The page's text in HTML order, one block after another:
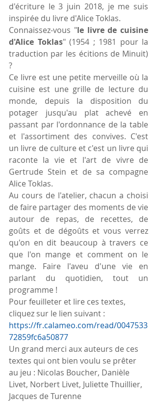
d'écriture le 3 juin 2018, je me suis
inspirée du livre d'Alice Toklas.
Connaissez-vous "le livre de cuisine
d'Alice Toklas" (1954 ; 1981 pour la
traduction par les écitions de Minuit)
?
Ce livre est une petite merveille où la
cuisine est une grille de lecture du
monde, depuis la disposition du
potager jusqu'au plat achevé en
passant par l'ordonnance de la table
et l'assortiment des convives. C'est
un livre de culture et c'est un livre qui
raconte la vie et l'art de vivre de
Gertrude Stein et de sa compagne
Alice Toklas.
Au cours de l'atelier, chacun a choisi
de faire partager des moments de vie
autour de repas, de recettes, de
goûts et de dégoûts et vous verrez
qu'on en dit beaucoup à travers ce
que l'on mange et comment on le
mange. Faire l'aveu d'une vie en
parlant du quotidien, tout un
programme !
Pour feuilleter et lire ces textes,
cliquez sur le lien suivant :
https://fr.calameo.com/read/0047533
72859fc6a50877
Un grand merci aux auteurs de ces
textes qui ont bien voulu se prêter
au jeu : Nicolas Boucher, Danièle
Livet, Norbert Livet, Juliette Thuillier,
Jacques de Turenne